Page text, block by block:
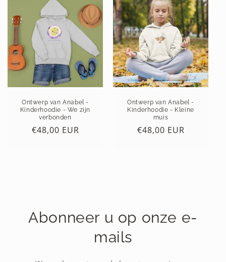
Ontwerp van Anabel -
Kinderhoodie - We zijn
verbonden
Normale
€48,00 EUR
Ontwerp van Anabel -
Kinderhoodie - Kleine
muis
Normale
€48,00 EUR
Abonneer u op onze e-
mails